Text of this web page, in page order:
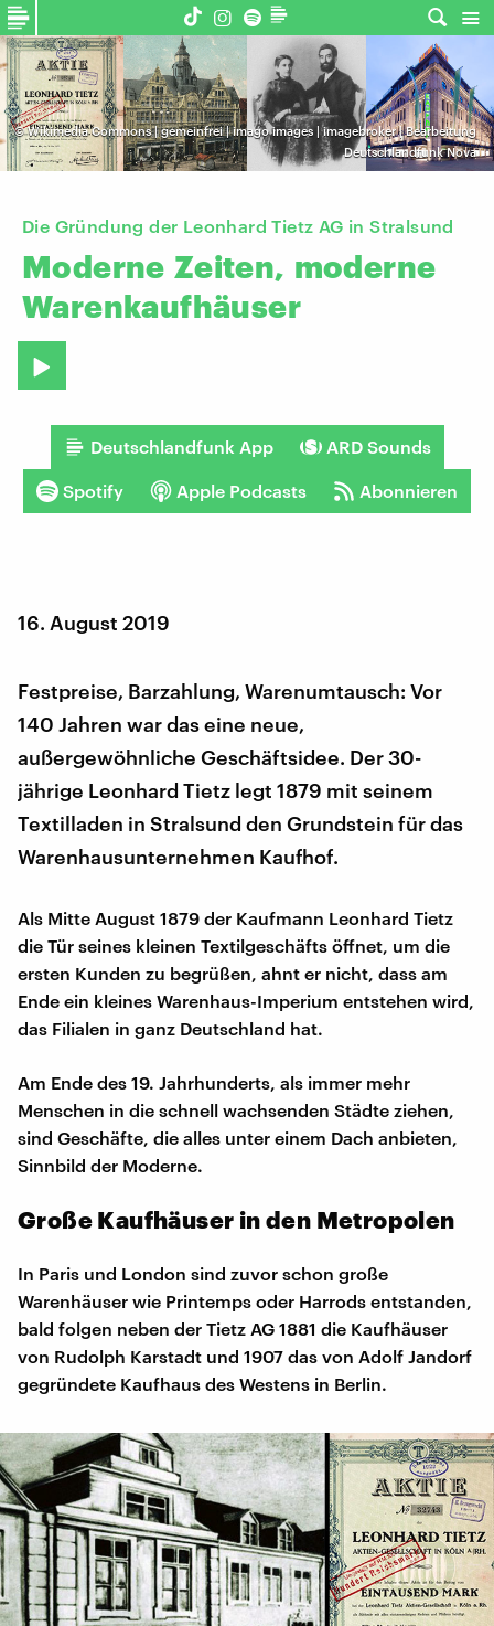
©Wikimedia Commons | gemeinfrei | imago images | imagebroker | Bearbeitung
Deutschlandfunk Nova
Die Gründung der Leonhard Tietz AG in Stralsund
Moderne Zeiten, moderne
Warenkaufhäuser
Deutschlandfunk App ARD Sounds
Spotify Apple Podcasts Abonnieren
16. August 2019
Festpreise, Barzahlung, Warenumtausch: Vor
140 Jahren war das eine neue,
außergewöhnliche Geschäftsidee. Der 30-
jährige Leonhard Tietz legt 1879 mit seinem
Textilladen in Stralsund den Grundstein für das
Warenhausunternehmen Kaufhof.
Als Mitte August 1879 der Kaufmann Leonhard Tietz
die Tür seines kleinen Textilgeschäfts öffnet, um die
ersten Kunden zu begrüßen, ahnt er nicht, dass am
Ende ein kleines Warenhaus-Imperium entstehen wird,
das Filialen in ganz Deutschland hat.
Am Ende des 19. Jahrhunderts, als immer mehr
Menschen in die schnell wachsenden Städte ziehen,
sind Geschäfte, die alles unter einem Dach anbieten,
Sinnbild der Moderne.
Große Kaufhäuser in den Metropolen
In Paris und London sind zuvor schon große
Warenhäuser wie Printemps oder Harrods entstanden,
bald folgen neben der Tietz AG 1881 die Kaufhäuser
von Rudolph Karstadt und 1907 das von Adolf Jandorf
gegründete Kaufhaus des Westens in Berlin.